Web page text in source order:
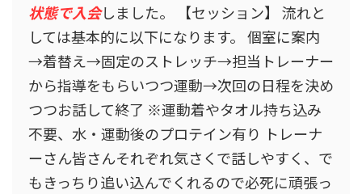
状態で入会しました。 【セッション】 流れと
しては基本的に以下になります。 個室に案内
→着替え→固定のストレッチ→担当トレーナー
から指導をもらいつつ運動→次回の日程を決め
つつお話して終了 ※運動着やタオル持ち込み
不要、水・運動後のプロテイン有り トレーナ
ーさん皆さんそれぞれ気さくで話しやすく、で
もきっちり追い込んでくれるので必死に頑張っ